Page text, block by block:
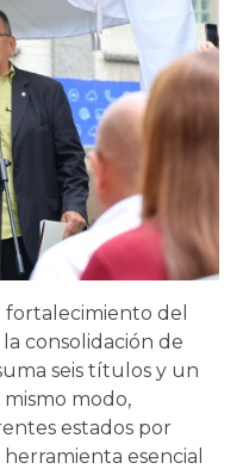
fortalecimiento del
consolidación de
seis títulos y un
modo,
estados por
esencial